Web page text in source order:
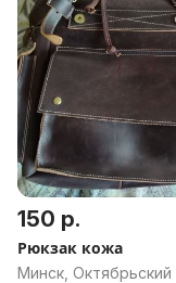
150 р.
Рюкзак кожа
Минск, Октябрьский